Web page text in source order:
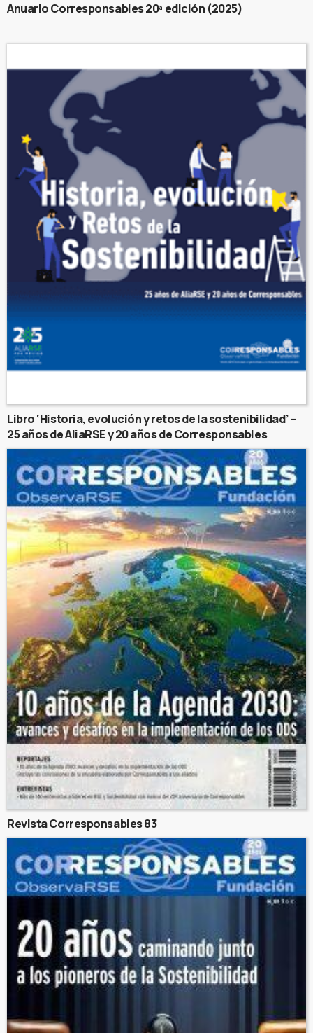
Anuario Corresponsables 20ª edición (2025)
Libro ‘Historia, evolución y retos de la sostenibilidad’ –
25 años de AliaRSE y 20 años de Corresponsables
Revista Corresponsables 83